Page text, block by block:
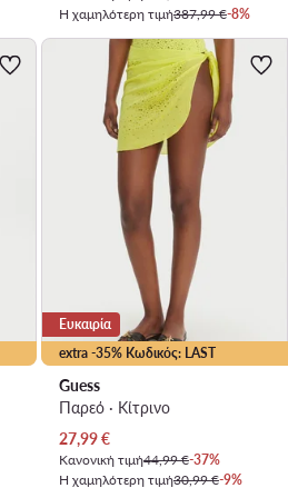
Η χαμηλότερη τιμή387,99 €-8%
extra -35% Κωδικός: LAST
Ευκαιρία
Guess
Παρεό · Κίτρινο
Τρέχουσα τιμή
27,99€
Κανονική τιμή44,99 €-37%
Η χαμηλότερη τιμή30,99 €-9%